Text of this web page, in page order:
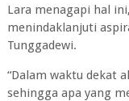
Lara menagapi hal
menindaklanjuti
Tunggadewi.
“Dalam waktu dekat
sehingga apa yang